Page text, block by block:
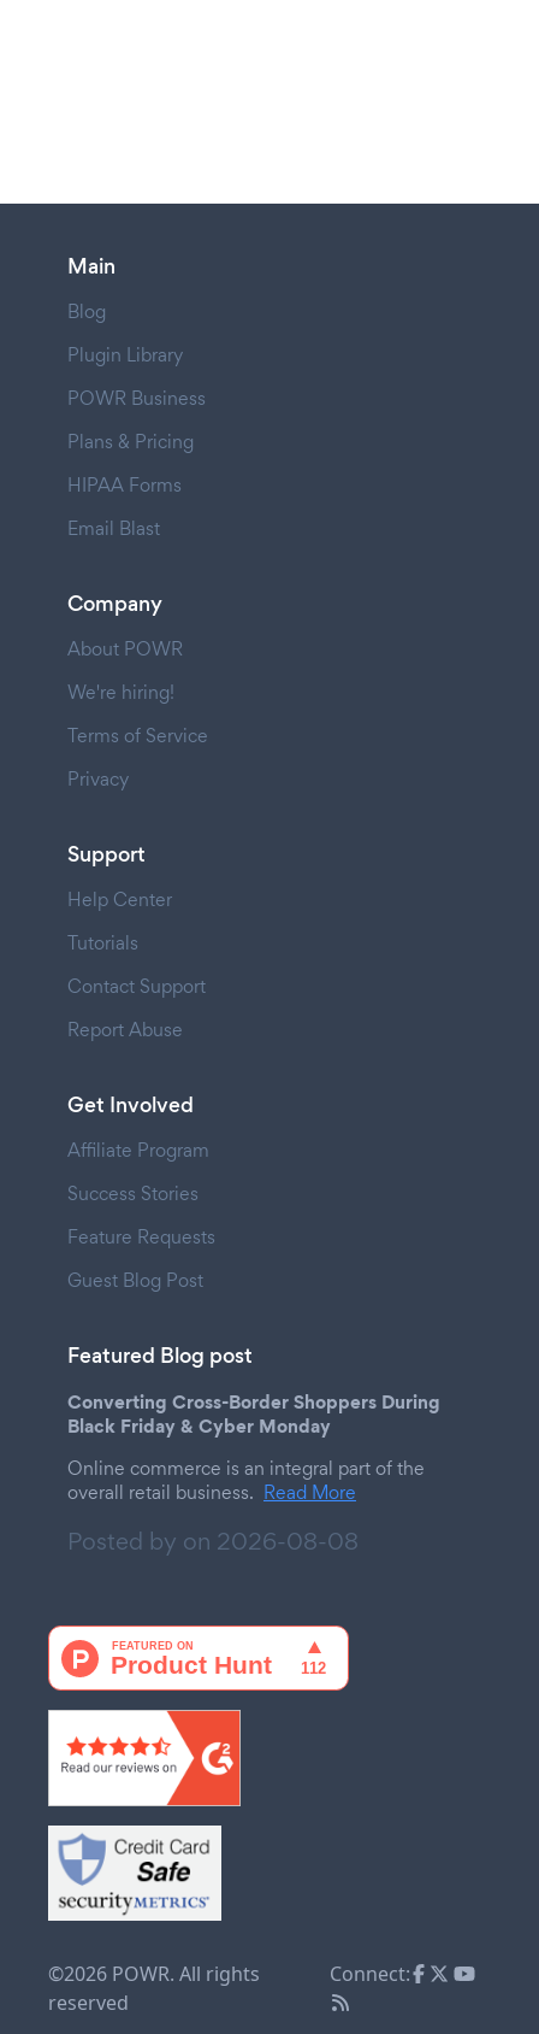
Main
Blog
Plugin Library
POWR Business
Plans & Pricing
HIPAA Forms
Email Blast
Company
About POWR
We're hiring!
Terms of Service
Privacy
Support
Help Center
Tutorials
Contact Support
Report Abuse
Get Involved
Affiliate Program
Success Stories
Feature Requests
Guest Blog Post
Featured Blog post
Converting Cross-Border Shoppers During
Black Friday & Cyber Monday
Online commerce is an integral part of the
overall retail business. Read More
Posted by on 2026-08-08
©2026 POWR. All rights
reserved
Connect: